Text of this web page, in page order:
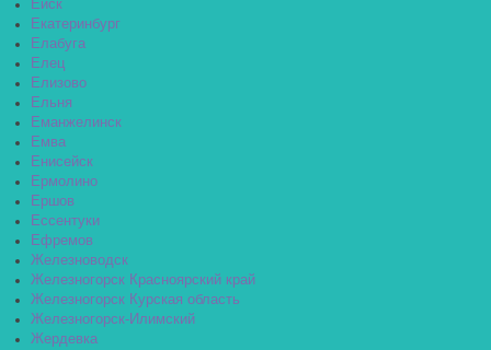
Ейск
Екатеринбург
Елабуга
Елец
Елизово
Ельня
Еманжелинск
Емва
Енисейск
Ермолино
Ершов
Ессентуки
Ефремов
Железноводск
Железногорск Красноярский край
Железногорск Курская область
Железногорск-Илимский
Жердевка